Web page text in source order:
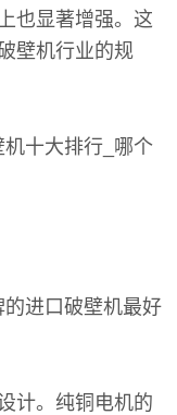
也显著增强。这
壁机行业的规
计。纯铜电机的